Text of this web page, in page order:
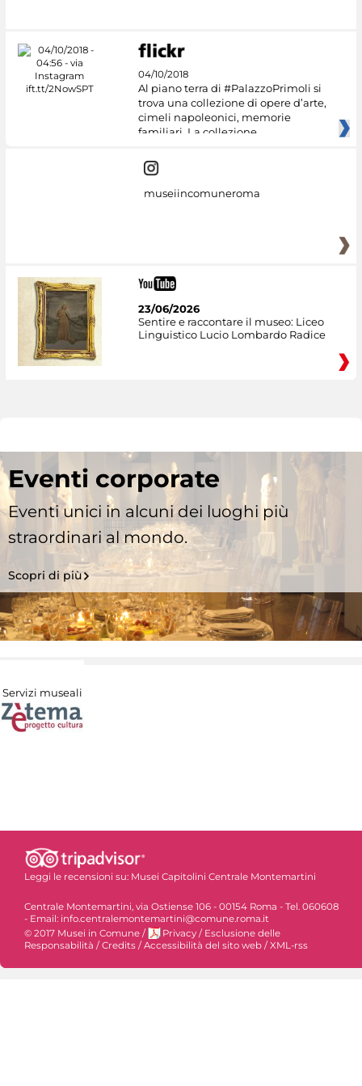
04/10/2018
Al piano terra di #PalazzoPrimoli si
trova una collezione di opere d’arte,
cimeli napoleonici, memorie
familiari. La collezione
museiincomuneroma
23/06/2026
Sentire e raccontare il museo: Liceo
Linguistico Lucio Lombardo Radice
Eventi corporate
Eventi unici in alcuni dei luoghi più
straordinari al mondo.
Scopri di più
Servizi museali
Leggi le recensioni su: Musei Capitolini Centrale Montemartini
Centrale Montemartini, via Ostiense 106 - 00154 Roma - Tel. 060608
- Email: info.centralemontemartini@comune.roma.it
© 2017 Musei in Comune / Privacy / Esclusione delle
Responsabilità /Credits /Accessibilità del sito web /XML-rss